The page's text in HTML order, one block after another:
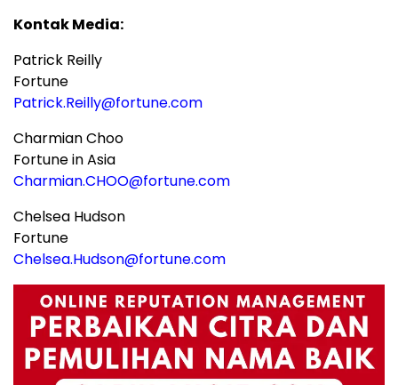
Kontak Media:
Patrick Reilly
Fortune
Patrick.Reilly@fortune.com
Charmian Choo
Fortune in Asia
Charmian.CHOO@fortune.com
Chelsea Hudson
Fortune
Chelsea.Hudson@fortune.com